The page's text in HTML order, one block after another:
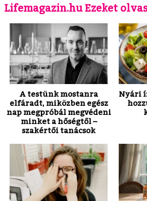
Lifemagazin.hu Ezeket
A testünk mostanra
elfáradt, miközben egész
nap megpróbál megvédeni
minket a hőségtől –
szakértői tanácsok
Nyári